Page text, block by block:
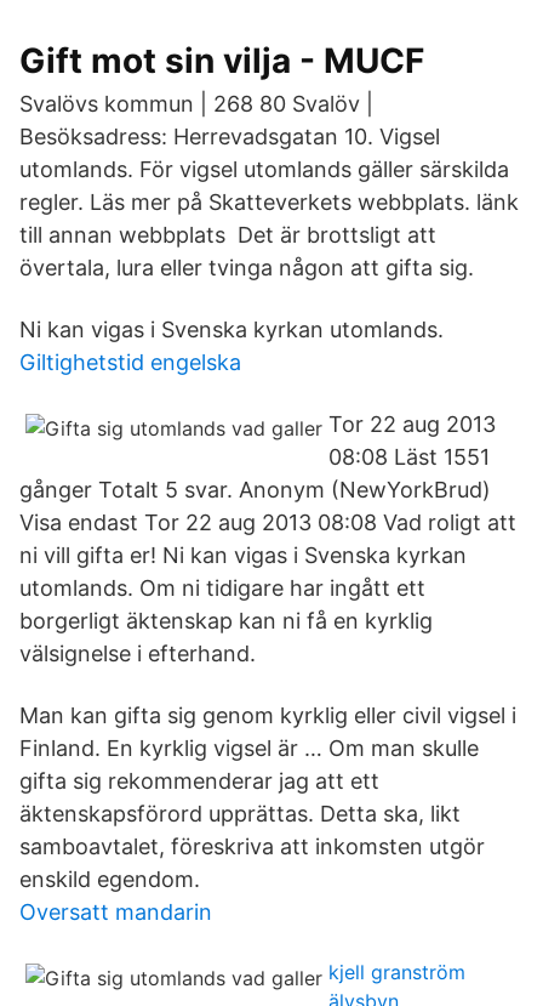
Gift mot sin vilja - MUCF
Svalövs kommun | 268 80 Svalöv |
Besöksadress: Herrevadsgatan 10. Vigsel
utomlands. För vigsel utomlands gäller särskilda
regler. Läs mer på Skatteverkets webbplats. länk
till annan webbplats Det är brottsligt att
övertala, lura eller tvinga någon att gifta sig.
Ni kan vigas i Svenska kyrkan utomlands.
Giltighetstid engelska
Tor 22 aug 2013
08:08 Läst 1551
gånger Totalt 5 svar. Anonym (NewYo­rkBrud­)
Visa endast Tor 22 aug 2013 08:08 Vad roligt att
ni vill gifta er! Ni kan vigas i Svenska kyrkan
utomlands. Om ni tidigare har ingått ett
borgerligt äktenskap kan ni få en kyrklig
välsignelse i efterhand.
Man kan gifta sig genom kyrklig eller civil vigsel i
Finland. En kyrklig vigsel är … Om man skulle
gifta sig rekommenderar jag att ett
äktenskapsförord upprättas. Detta ska, likt
samboavtalet, föreskriva att inkomsten utgör
enskild egendom.
Oversatt mandarin
kjell granström
älvsbyn